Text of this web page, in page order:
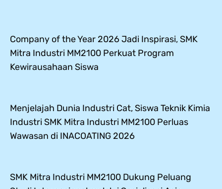
Company of the Year 2026 Jadi Inspirasi, SMK
Mitra Industri MM2100 Perkuat Program
Kewirausahaan Siswa
Menjelajah Dunia Industri Cat, Siswa Teknik Kimia
Industri SMK Mitra Industri MM2100 Perluas
Wawasan di INACOATING 2026
SMK Mitra Industri MM2100 Dukung Peluang